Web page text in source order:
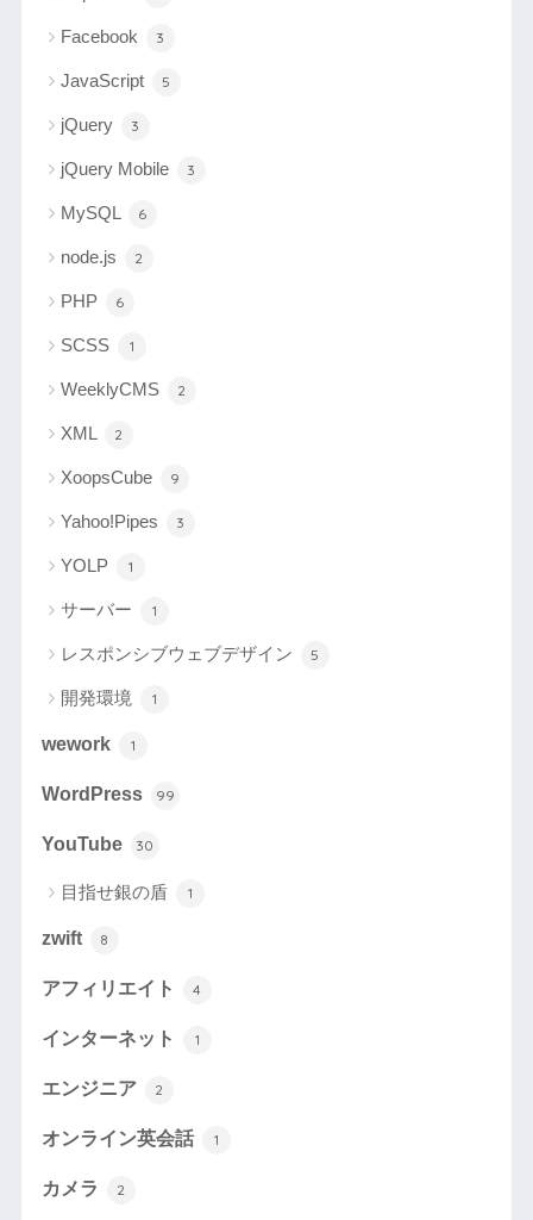
Facebook 3
JavaScript 5
jQuery 3
jQuery Mobile 3
MySQL 6
node.js 2
PHP 6
SCSS 1
WeeklyCMS 2
XML 2
XoopsCube 9
Yahoo!Pipes 3
YOLP 1
サーバー 1
レスポンシブウェブデザイン 5
開発環境 1
wework 1
WordPress 99
YouTube 30
目指せ銀の盾 1
zwift 8
アフィリエイト 4
インターネット 1
エンジニア 2
オンライン英会話 1
カメラ 2